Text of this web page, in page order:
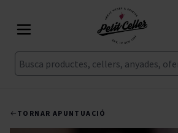
Cerca
TORNAR APUNTUACIÓ